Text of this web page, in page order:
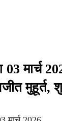
मार्च